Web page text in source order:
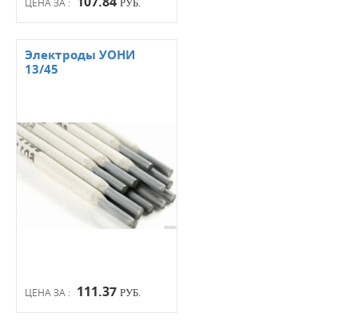
РУБ.
ЦЕНА ЗА : 111.37 РУБ.
Электроды УОНИ
13/45